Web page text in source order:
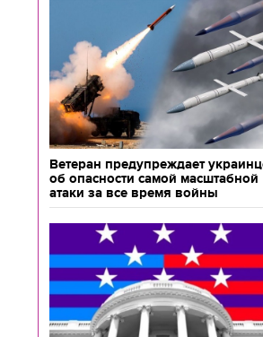
Ветеран предупреждает
об опасности самой масштабной
атаки за все время войны